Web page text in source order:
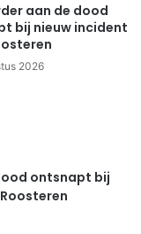
aan de dood
bij nieuw incident
2026
ontsnapt bij